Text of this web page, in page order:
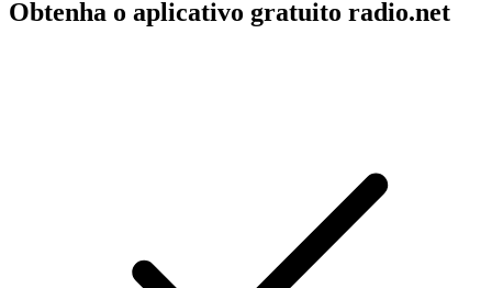
Obtenha o aplicativo gratuito radio.net